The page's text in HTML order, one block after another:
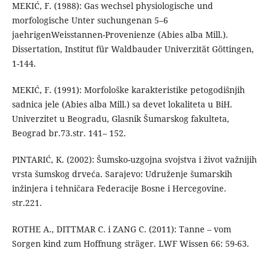
MEKIĆ, F. (1988): Gas wechsel physiologische und
morfologische Unter suchungenan 5–6
jaehrigenWeisstannen-Provenienze (Abies alba Mill.).
Dissertation, Institut für Waldbauder Univerzität Göttingen,
1-144.
MEKIĆ, F. (1991): Morfološke karakteristike petogodišnjih
sadnica jele (Abies alba Mill.) sa devet lokaliteta u BiH.
Univerzitet u Beogradu, Glasnik Šumarskog fakulteta,
Beograd br.73.str. 141– 152.
PINTARIĆ, K. (2002): Šumsko-uzgojna svojstva i život važnijih
vrsta šumskog drveća. Sarajevo: Udruženje šumarskih
inžinjera i tehničara Federacije Bosne i Hercegovine.
str.221.
ROTHE A., DITTMAR C. i ZANG C. (2011): Tanne – vom
Sorgen kind zum Hoffnung sträger. LWF Wissen 66: 59-63.